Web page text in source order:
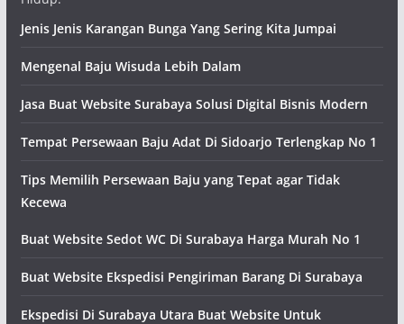
Jenis Jenis Karangan Bunga Yang Sering Kita Jumpai
Mengenal Baju Wisuda Lebih Dalam
Jasa Buat Website Surabaya Solusi Digital Bisnis Modern
Tempat Persewaan Baju Adat Di Sidoarjo Terlengkap No 1
Tips Memilih Persewaan Baju yang Tepat agar Tidak
Kecewa
Buat Website Sedot WC Di Surabaya Harga Murah No 1
Buat Website Ekspedisi Pengiriman Barang Di Surabaya
Ekspedisi Di Surabaya Utara Buat Website Untuk